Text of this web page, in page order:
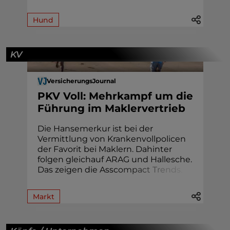
Hund
KV
VersicherungsJournal
PKV Voll: Mehrkampf um die
Führung im Maklervertrieb
Die Hansemerkur ist bei der
Vermittlung von Krankenvollpolicen
der Favorit bei Maklern. Dahinter
folgen gleichauf ARAG und Hallesche.
Das zeigen die Asscompact Trend
Markt